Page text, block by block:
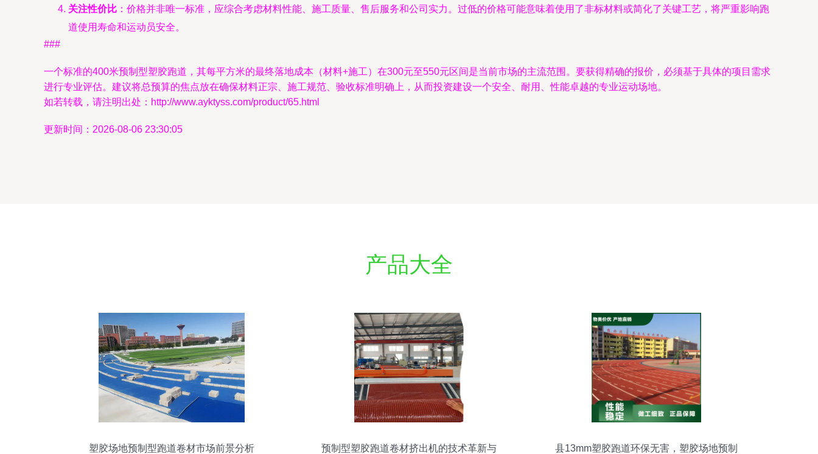
关注性价比 ：价格并非唯一标准，应综合考虑材料性能、施工质量、售后服务和公司实力。过低的价格可能意味着使用了非标材料或简化了关键工艺，将严重影响跑
道使用寿命和运动员安全。
###
一个标准的400米预制型塑胶跑道，其每平方米的最终落地成本（材料+施工）在300元至550元区间是当前市场的主流范围。要获得精确的报价，必须基于具体的项目需求
进行专业评估。建议将总预算的焦点放在确保材料正宗、施工规范、验收标准明确上，从而投资建设一个安全、耐用、性能卓越的专业运动场地。
如若转载，请注明出处：http://www.ayktyss.com/product/65.html
更新时间：2026-08-06 23:30:05
产品大全
塑胶场地预制型跑道卷材市场前景分析
预制型塑胶跑道卷材挤出机的技术革新与
县13mm塑胶跑道环保无害，塑胶场地预制